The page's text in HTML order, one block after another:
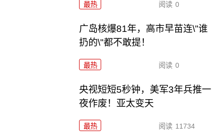
最热 阅读 0
广岛核爆81年，高市早苗连\"谁
扔的\"都不敢提！
最热 阅读 0
央视短短5秒钟，美军3年兵推一
夜作废！亚太变天
最热 阅读 11734